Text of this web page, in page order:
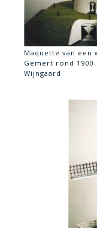
Maquette van een
Gemert rond
Wijngaard